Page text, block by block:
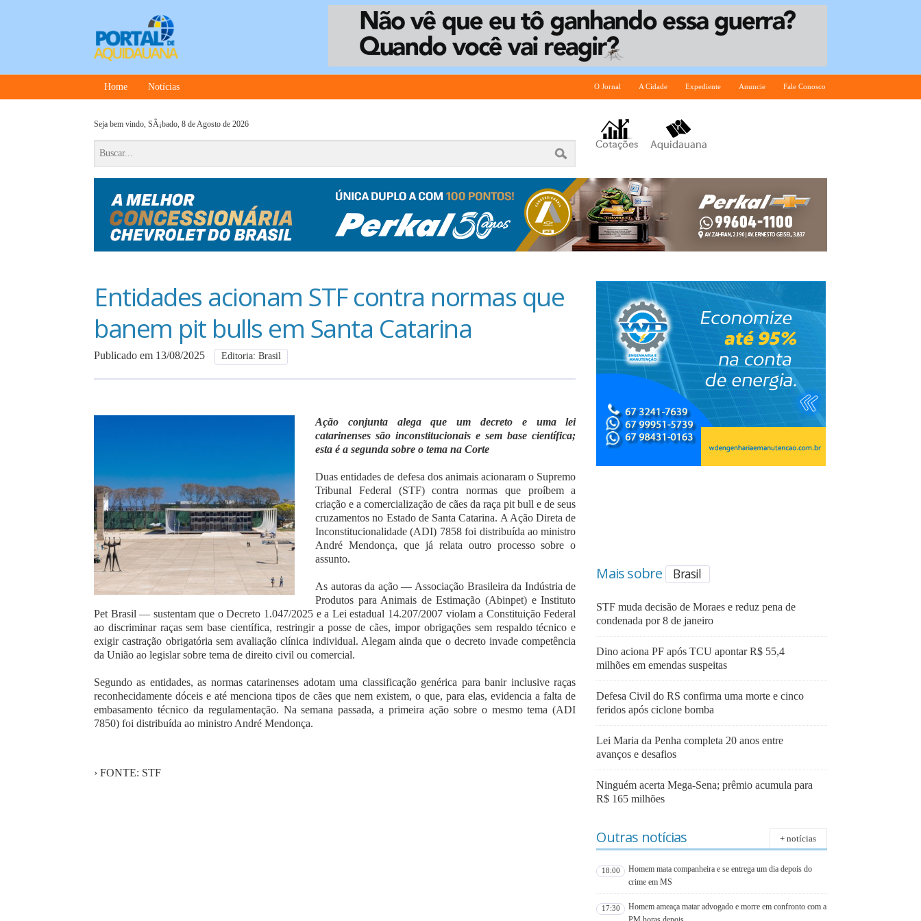
Home Notícias O Jornal A Cidade Expediente Anuncie Fale Conosco
Seja bem vindo, SÃ¡bado, 8 de Agosto de 2026
Entidades acionam STF contra normas que
banem pit bulls em Santa Catarina
Publicado em 13/08/2025 Editoria: Brasil
Ação conjunta alega que um decreto e uma lei
catarinenses são inconstitucionais e sem base científica;
esta é a segunda sobre o tema na Corte
Duas entidades de defesa dos animais acionaram o Supremo
Tribunal Federal (STF) contra normas que proíbem a
criação e a comercialização de cães da raça pit bull e de seus
cruzamentos no Estado de Santa Catarina. A Ação Direta de
Inconstitucionalidade (ADI) 7858 foi distribuída ao ministro
André Mendonça, que já relata outro processo sobre o
assunto.
As autoras da ação — Associação Brasileira da Indústria de
Produtos para Animais de Estimação (Abinpet) e Instituto
Pet Brasil — sustentam que o Decreto 1.047/2025 e a Lei estadual 14.207/2007 violam a Constituição Federal
ao discriminar raças sem base científica, restringir a posse de cães, impor obrigações sem respaldo técnico e
exigir castração obrigatória sem avaliação clínica individual. Alegam ainda que o decreto invade competência
da União ao legislar sobre tema de direito civil ou comercial.
Segundo as entidades, as normas catarinenses adotam uma classificação genérica para banir inclusive raças
reconhecidamente dóceis e até menciona tipos de cães que nem existem, o que, para elas, evidencia a falta de
embasamento técnico da regulamentação. Na semana passada, a primeira ação sobre o mesmo tema (ADI
7850) foi distribuída ao ministro André Mendonça.
› FONTE: STF
Mais sobre Brasil
STF muda decisão de Moraes e reduz pena de
condenada por 8 de janeiro
Dino aciona PF após TCU apontar R$ 55,4
milhões em emendas suspeitas
Defesa Civil do RS confirma uma morte e cinco
feridos após ciclone bomba
Lei Maria da Penha completa 20 anos entre
avanços e desafios
Ninguém acerta Mega-Sena; prêmio acumula para
R$ 165 milhões
Outras notícias + notícias
18:00
Homem mata companheira e se entrega um dia depois do
crime em MS
17:30
Homem ameaça matar advogado e morre em confronto com a